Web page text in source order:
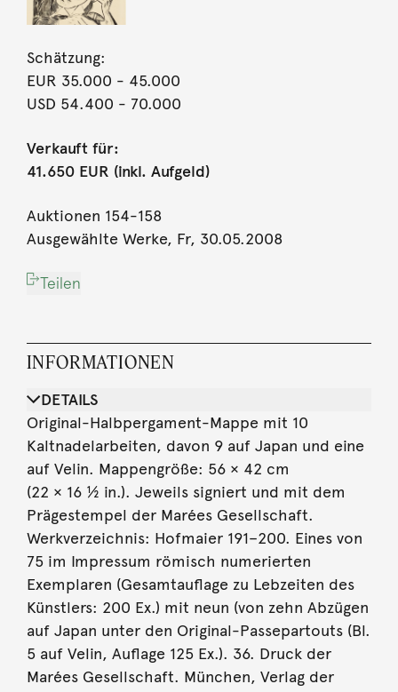
Schätzung:
EUR 35.000 - 45.000
USD 54.400 - 70.000
Verkauft für:
41.650 EUR (inkl. Aufgeld)
Auktionen 154-158
Ausgewählte Werke, Fr, 30.05.2008
Teilen
INFORMATIONEN
DETAILS
Original-Halbpergament-Mappe mit 10
Kaltnadelarbeiten, davon 9 auf Japan und eine
auf Velin. Mappengröße: 56 × 42 cm
(22 × 16 ½ in.). Jeweils signiert und mit dem
Prägestempel der Marées Gesellschaft.
Werkverzeichnis: Hofmaier 191–200. Eines von
75 im Impressum römisch numerierten
Exemplaren (Gesamtauflage zu Lebzeiten des
Künstlers: 200 Ex.) mit neun (von zehn Abzügen
auf Japan unter den Original-Passepartouts (Bl.
5 auf Velin, Auflage 125 Ex.). 36. Druck der
Marées Gesellschaft. München, Verlag der